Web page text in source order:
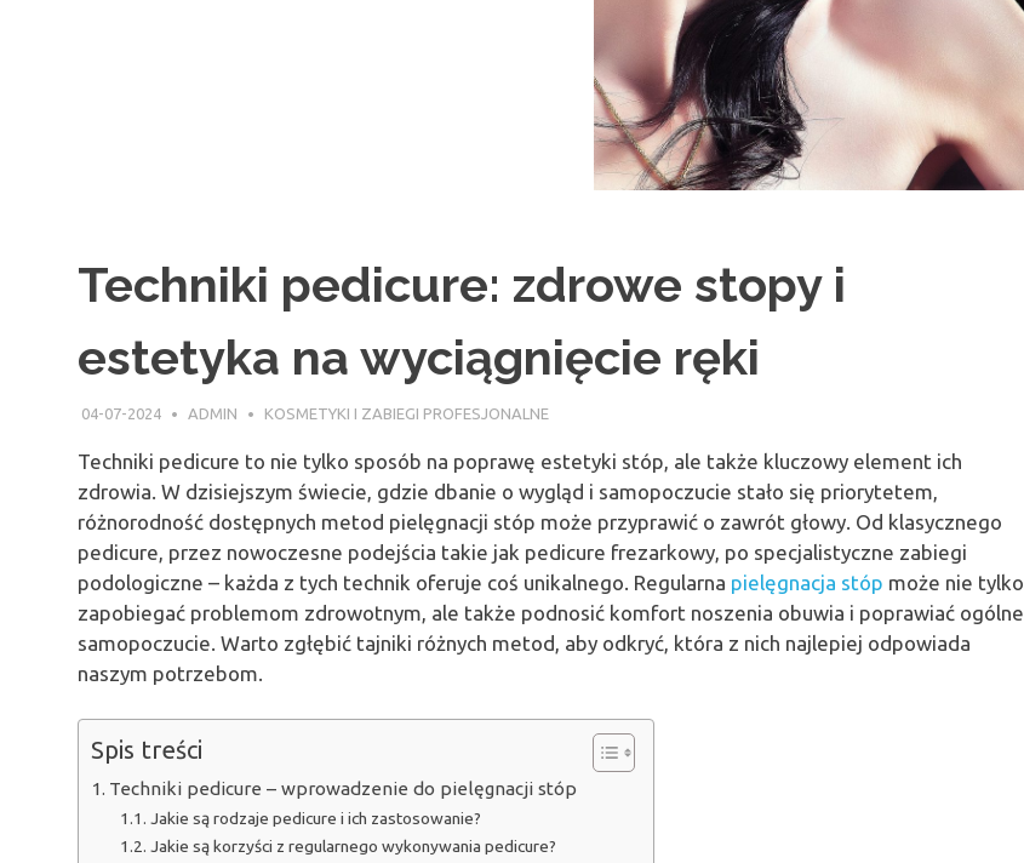
Techniki pedicure: zdrowe stopy i
estetyka na wyciągnięcie ręki
04-07-2024 ADMIN KOSMETYKI I ZABIEGI PROFESJONALNE
Techniki pedicure to nie tylko sposób na poprawę estetyki stóp, ale także kluczowy element ich
zdrowia. W dzisiejszym świecie, gdzie dbanie o wygląd i samopoczucie stało się priorytetem,
różnorodność dostępnych metod pielęgnacji stóp może przyprawić o zawrót głowy. Od klasycznego
pedicure, przez nowoczesne podejścia takie jak pedicure frezarkowy, po specjalistyczne zabiegi
podologiczne – każda z tych technik oferuje coś unikalnego. Regularna pielęgnacja stóp może nie tylko
zapobiegać problemom zdrowotnym, ale także podnosić komfort noszenia obuwia i poprawiać ogólne
samopoczucie. Warto zgłębić tajniki różnych metod, aby odkryć, która z nich najlepiej odpowiada
naszym potrzebom.
Spis treści
Techniki pedicure – wprowadzenie do pielęgnacji stóp
Jakie są rodzaje pedicure i ich zastosowanie?
Jakie są korzyści z regularnego wykonywania pedicure?